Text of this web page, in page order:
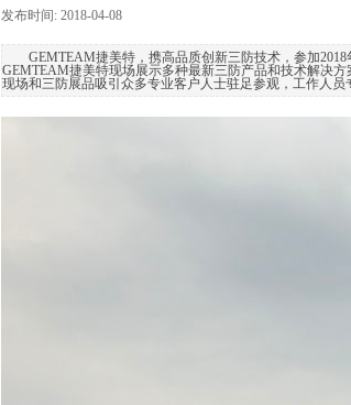
发布时间: 2018-04-08
GEMTEAM捷美特，携高品质创新三防技术，参加
GEMTEAM捷美特现场展示多种最新三防产品和技术解决
现场和三防展品吸引众多专业客户人士驻足参观，工作人员